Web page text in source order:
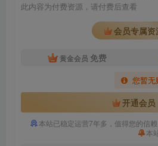
此内容为付费资源，请付费后查看
会员专属资
黄金会员 免费
您暂无
开通会员
本站已稳定运营7年多，值得您的信赖
本